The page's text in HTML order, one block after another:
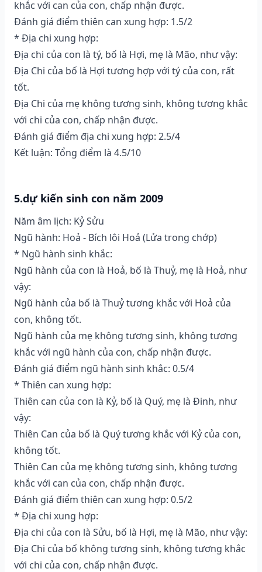
khắc với can của con, chấp nhận được.
Đánh giá điểm thiên can xung hợp: 1.5/2
* Địa chi xung hợp:
Địa chi của con là tý, bố là Hợi, mẹ là Mão, như vậy:
Địa Chi của bố là Hợi tương hợp với tý của con, rất
tốt.
Địa Chi của mẹ không tương sinh, không tương khắc
với chi của con, chấp nhận được.
Đánh giá điểm địa chi xung hợp: 2.5/4
Kết luận: Tổng điểm là 4.5/10
5.dự kiến sinh con năm 2009
Năm âm lịch: Kỷ Sửu
Ngũ hành: Hoả - Bích lôi Hoả (Lửa trong chớp)
* Ngũ hành sinh khắc:
Ngũ hành của con là Hoả, bố là Thuỷ, mẹ là Hoả, như
vậy:
Ngũ hành của bố là Thuỷ tương khắc với Hoả của
con, không tốt.
Ngũ hành của mẹ không tương sinh, không tương
khắc với ngũ hành của con, chấp nhận được.
Đánh giá điểm ngũ hành sinh khắc: 0.5/4
* Thiên can xung hợp:
Thiên can của con là Kỷ, bố là Quý, mẹ là Đinh, như
vậy:
Thiên Can của bố là Quý tương khắc với Kỷ của con,
không tốt.
Thiên Can của mẹ không tương sinh, không tương
khắc với can của con, chấp nhận được.
Đánh giá điểm thiên can xung hợp: 0.5/2
* Địa chi xung hợp:
Địa chi của con là Sửu, bố là Hợi, mẹ là Mão, như vậy:
Địa Chi của bố không tương sinh, không tương khắc
với chi của con, chấp nhận được.